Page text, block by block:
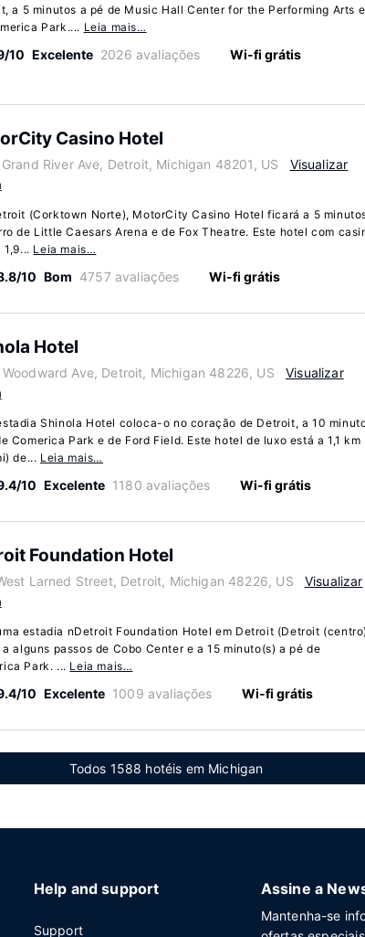
a 5 minutos a pé de Music Hall Center for the Performing Arts e
Park.... Leia mais…
10 Excelente 2026 avaliações Wi-fi grátis
Casino Hotel
River Ave, Detroit, Michigan 48201, US
Visualizar
(Corktown Norte), MotorCity Casino Hotel ficará a 5
de Little Caesars Arena e de Fox Theatre. Este hotel com
1,9... Leia mais…
10 Bom 4757 avaliações Wi-fi grátis
Hotel
Ave, Detroit, Michigan 48226, US
Visualizar
Shinola Hotel coloca-o no coração de Detroit, a 10
Comerica Park e de Ford Field. Este hotel de luxo está a 1,1 km
de... Leia mais…
10 Excelente 1180 avaliações Wi-fi grátis
Foundation Hotel
Larned Street, Detroit, Michigan 48226, US
Visualizar
estadia nDetroit Foundation Hotel em Detroit (Detroit
alguns passos de Cobo Center e a 15 minuto(s) a pé de
Park. ... Leia mais…
10 Excelente 1009 avaliações Wi-fi grátis
Todos 1588 hotéis em Michigan
Help and support
Support
Assine a
Mantenha-se